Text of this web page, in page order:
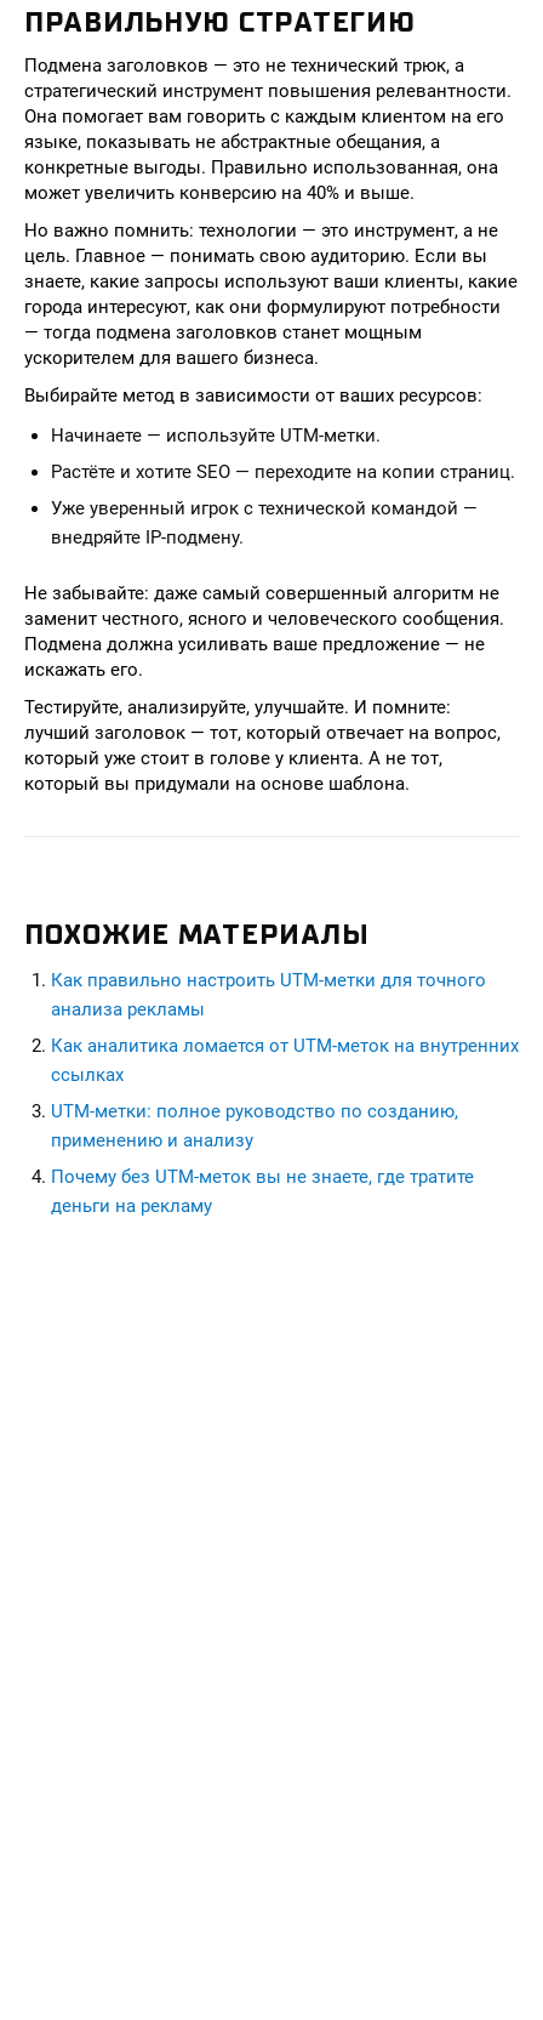
ПРАВИЛЬНУЮ СТРАТЕГИЮ
Подмена заголовков — это не технический трюк, а
стратегический инструмент повышения релевантности.
Она помогает вам говорить с каждым клиентом на его
языке, показывать не абстрактные обещания, а
конкретные выгоды. Правильно использованная, она
может увеличить конверсию на 40% и выше.
Но важно помнить: технологии — это инструмент, а не
цель. Главное — понимать свою аудиторию. Если вы
знаете, какие запросы используют ваши клиенты, какие
города интересуют, как они формулируют потребности
— тогда подмена заголовков станет мощным
ускорителем для вашего бизнеса.
Выбирайте метод в зависимости от ваших ресурсов:
Начинаете — используйте UTM-метки.
Растёте и хотите SEO — переходите на копии страниц.
Уже уверенный игрок с технической командой —
внедряйте IP-подмену.
Не забывайте: даже самый совершенный алгоритм не
заменит честного, ясного и человеческого сообщения.
Подмена должна усиливать ваше предложение — не
искажать его.
Тестируйте, анализируйте, улучшайте. И помните:
лучший заголовок — тот, который отвечает на вопрос,
который уже стоит в голове у клиента. А не тот,
который вы придумали на основе шаблона.
ПОХОЖИЕ МАТЕРИАЛЫ
Как правильно настроить UTM-метки для точного
анализа рекламы
Как аналитика ломается от UTM-меток на внутренних
ссылках
UTM-метки: полное руководство по созданию,
применению и анализу
Почему без UTM-меток вы не знаете, где тратите
деньги на рекламу